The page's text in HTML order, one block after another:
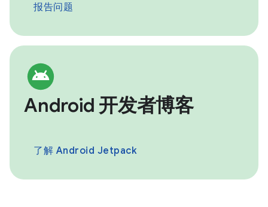
报告问题
Android 开发者博客
了解 Android Jetpack